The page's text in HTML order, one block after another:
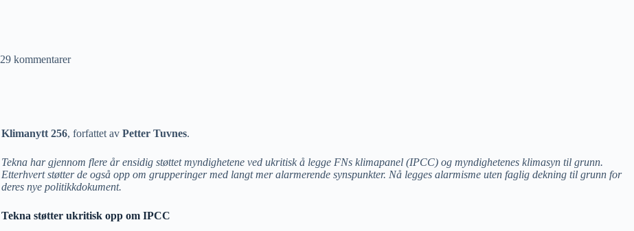
29 kommentarer
Klimanytt 256, forfattet av Petter Tuvnes.
Tekna har gjennom flere år ensidig støttet myndighetene ved ukritisk å legge FNs klimapanel (IPCC) og myndighetenes klimasyn til grunn.
Etterhvert støtter de også opp om grupperinger med langt mer alarmerende synspunkter. Nå legges alarmisme uten faglig dekning til grunn for
deres nye politikkdokument.
Tekna støtter ukritisk opp om IPCC